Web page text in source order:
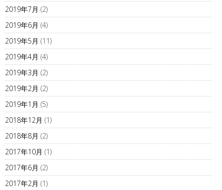
2019年7月 (2)
2019年6月 (4)
2019年5月 (11)
2019年4月 (4)
2019年3月 (2)
2019年2月 (2)
2019年1月 (5)
2018年12月 (1)
2018年8月 (2)
2017年10月 (1)
2017年6月 (2)
2017年2月 (1)